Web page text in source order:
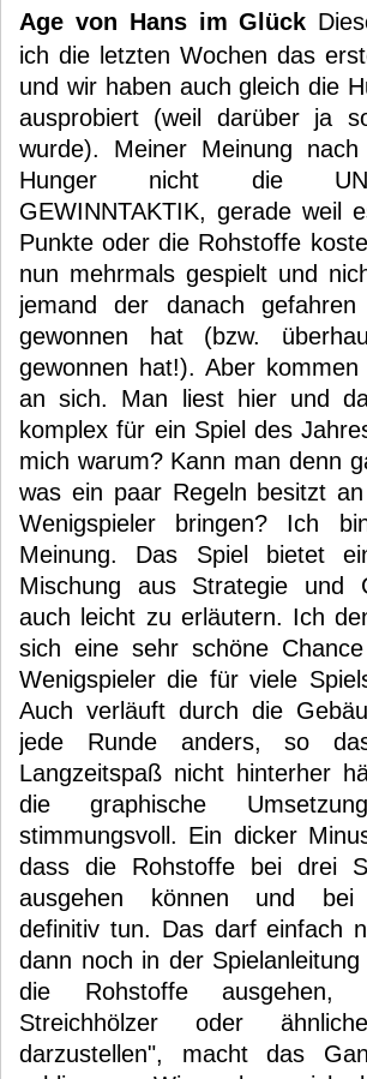
Age von Hans im Glück
ich die letzten Wochen das
und wir haben auch gleich die
ausprobiert (weil darüber ja
wurde). Meiner Meinung
Hunger nicht die
GEWINNTAKTIK, gerade weil
Punkte oder die Rohstoffe
nun mehrmals gespielt und
jemand der danach
gewonnen hat (bzw.
gewonnen hat!). Aber kommen
an sich. Man liest hier und
komplex für ein Spiel des
mich warum? Kann man denn
was ein paar Regeln besitzt
Wenigspieler bringen? Ich
Meinung. Das Spiel bietet
Mischung aus Strategie und
auch leicht zu erläutern. Ich
sich eine sehr schöne
Wenigspieler die für viele
Auch verläuft durch die
jede Runde anders, so
Langzeitspaß nicht hinterher
die graphische
stimmungsvoll. Ein dicker
dass die Rohstoffe bei drei
ausgehen können und bei
definitiv tun. Das darf einfach
dann noch in der
die Rohstoffe ausgehen,
Streichhölzer oder
darzustellen", macht das